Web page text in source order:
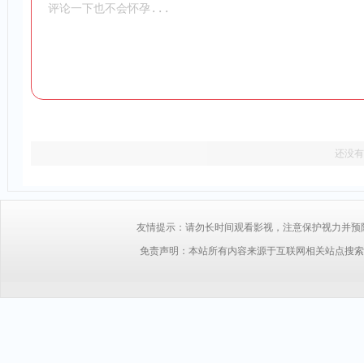
还没
友情提示：请勿长时间观看影视，注意保护视力并
免责声明：本站所有内容来源于互联网相关站点搜